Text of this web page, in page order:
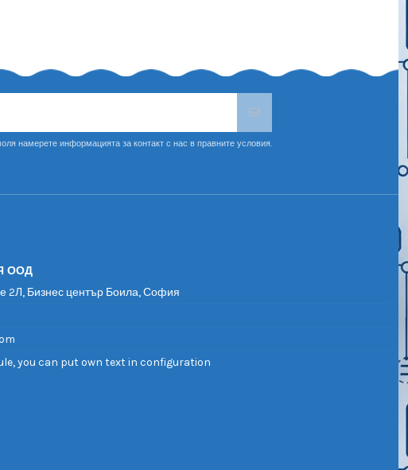
намерете информацията за контакт с нас в правните условия.
ООД
2Л, Бизнес център Боила, София
you can put own text in configuration